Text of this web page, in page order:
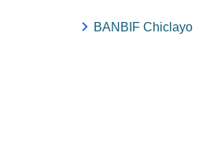
BANBIF Chiclayo